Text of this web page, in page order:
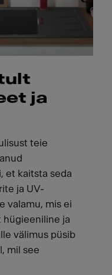
ja
teie
et kaitsta seda
ja UV-
valamu, mis ei
hügieeniline ja
välimus püsib
mil see